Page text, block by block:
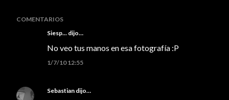
COMENTARIOS
Siesp... dijo…
No veo tus manos en esa fotografía :P
1/7/10 12:55
Sebastian dijo…